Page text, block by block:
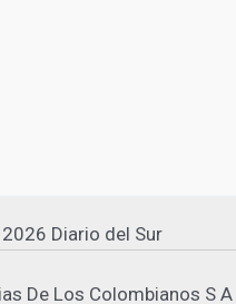
Diario del Sur
De Los Colombianos S A